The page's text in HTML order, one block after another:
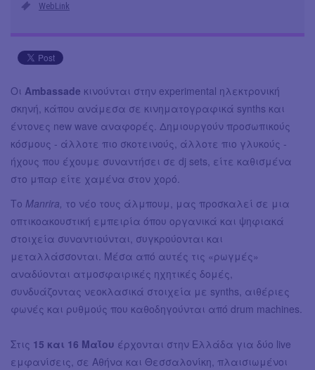
WebLink
Οι Ambassade κινούνται στην experimental ηλεκτρονική
σκηνή, κάπου ανάμεσα σε κινηματογραφικά synths και
έντονες new wave αναφορές. Δημιουργούν προσωπικούς
κόσμους - άλλοτε πιο σκοτεινούς, άλλοτε πιο γλυκούς -
ήχους που έχουμε συναντήσει σε dj sets, είτε καθισμένα
στο μπαρ είτε χαμένα στον χορό.
Το Manrira, το νέο τους άλμπουμ, μας προσκαλεί σε μια
οπτικοακουστική εμπειρία όπου οργανικά και ψηφιακά
στοιχεία συναντιούνται, συγκρούονται και
μεταλλάσσονται. Μέσα από αυτές τις «ρωγμές»
αναδύονται ατμοσφαιρικές ηχητικές δομές,
συνδυάζοντας νεοκλασικά στοιχεία με synths, αιθέριες
φωνές και ρυθμούς που καθοδηγούνται από drum machines.
Στις 15 και 16 Μαΐου έρχονται στην Ελλάδα για δύο live
εμφανίσεις, σε Αθήνα και Θεσσαλονίκη, πλαισιωμένοι